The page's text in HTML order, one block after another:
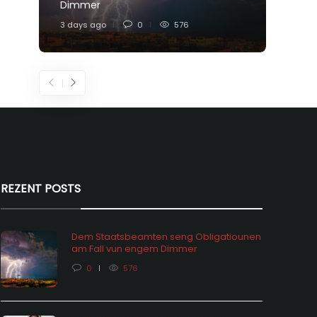
Dimmer
3 days ago 0 576
REZENT POSTS
Dem Staatsbeamten seng Obligatiounen
am Fall vun engem Dimmer
0 576